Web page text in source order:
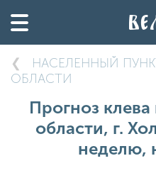
НАСЕЛЕННЫЙ
ОБЛАСТИ
Прогноз
области, г.
неделю,